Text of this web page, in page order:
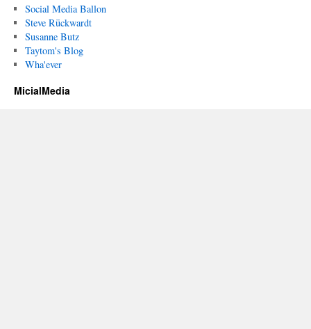
Social Media Ballon
Steve Rückwardt
Susanne Butz
Taytom's Blog
Wha'ever
MicialMedia